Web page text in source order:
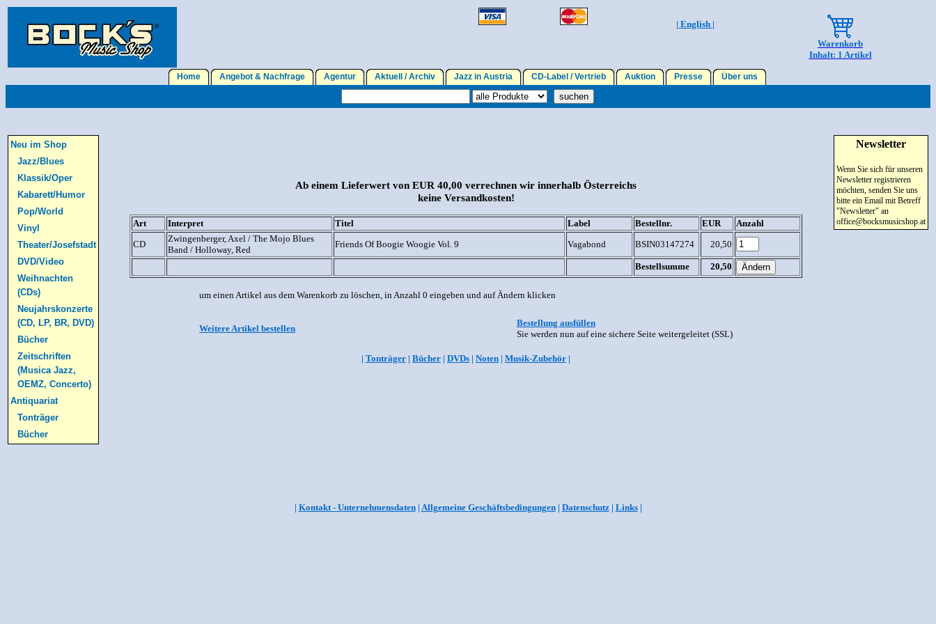
| English |
Warenkorb
Inhalt: 1 Artikel
Home Angebot & Nachfrage Agentur Aktuell / Archiv Jazz in Austria CD-Label / Vertrieb Auktion Presse Über uns
Neu im Shop
Jazz/Blues
Klassik/Oper
Kabarett/Humor
Pop/World
Vinyl
Theater/Josefstadt
DVD/Video
Weihnachten
(CDs)
Neujahrskonzerte
(CD, LP, BR, DVD)
Bücher
Zeitschriften
(Musica Jazz,
OEMZ, Concerto)
Antiquariat
Tonträger
Bücher
Ab einem Lieferwert von EUR 40,00 verrechnen wir innerhalb Österreichs
keine Versandkosten!
Art Interpret Titel Label Bestellnr. EUR
Anzahl
CD
Zwingenberger, Axel / The Mojo Blues
Band / Holloway, Red
Friends Of Boogie Woogie Vol. 9 Vagabond BSIN03147274 20,50
Bestellsumme 20,50
um einen Artikel aus dem Warenkorb zu löschen, in Anzahl 0 eingeben und auf Ändern klicken
Weitere Artikel bestellen
Bestellung ausfüllen
Sie werden nun auf eine sichere Seite weitergeleitet (SSL)
| Tonträger | Bücher | DVDs | Noten | Musik-Zubehör |
Newsletter
Wenn Sie sich für unseren
Newsletter registrieren
möchten, senden Sie uns
bitte ein Email mit Betreff
"Newsletter" an
office@bocksmusicshop.at
| Kontakt - Unternehmensdaten| Allgemeine Geschäftsbedingungen| Datenschutz| Links|